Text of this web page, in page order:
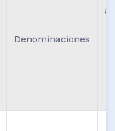
Denominaciones